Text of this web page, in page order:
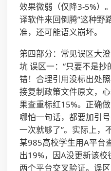
效果微弱（仅降3-5%）
译软件来回倒腾”这种野
准，还可能语义崩坏。
第四部分：常见误区大
坑 误区一：“只要不是抄
错！合理引用没标出处
接复制政策文件原文，
果查重标红15%。正确
哪怕一句话，都要加引
一次就够了”。实际上，
某985高校学生用A平台
出19%，因A没更新该
两个平台交叉验证。误